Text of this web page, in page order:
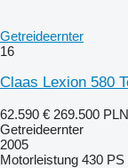
Getreideernter
16
Claas Lexion 580
62.590 € 269.500 PLN
Getreideernter
2005
Motorleistung 430 PS